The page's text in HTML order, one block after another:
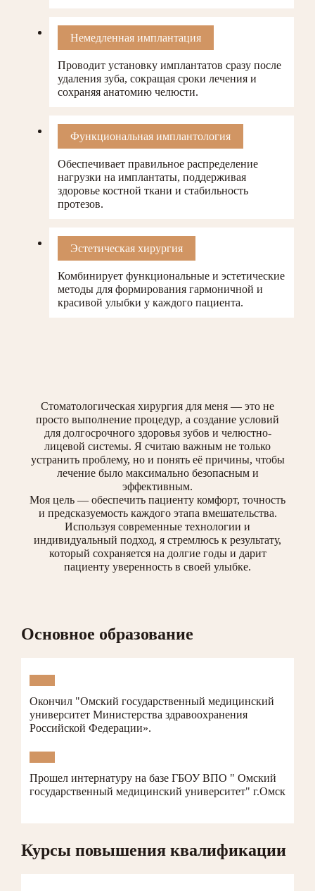
Немедленная имплантация
Проводит установку имплантатов сразу после
удаления зуба, сокращая сроки лечения и
сохраняя анатомию челюсти.
Функциональная имплантология
Обеспечивает правильное распределение
нагрузки на имплантаты, поддерживая
здоровье костной ткани и стабильность
протезов.
Эстетическая хирургия
Комбинирует функциональные и эстетические
методы для формирования гармоничной и
красивой улыбки у каждого пациента.
Стоматологическая хирургия для меня — это не
просто выполнение процедур, а создание условий
для долгосрочного здоровья зубов и челюстно-
лицевой системы. Я считаю важным не только
устранить проблему, но и понять её причины, чтобы
лечение было максимально безопасным и
эффективным.
Моя цель — обеспечить пациенту комфорт, точность
и предсказуемость каждого этапа вмешательства.
Используя современные технологии и
индивидуальный подход, я стремлюсь к результату,
который сохраняется на долгие годы и дарит
пациенту уверенность в своей улыбке.
Основное образование
Окончил "Омский государственный медицинский
университет Министерства здравоохранения
Российской Федерации».
Прошел интернатуру на базе ГБОУ ВПО " Омский
государственный медицинский университет" г.Омск
Курсы повышения квалификации